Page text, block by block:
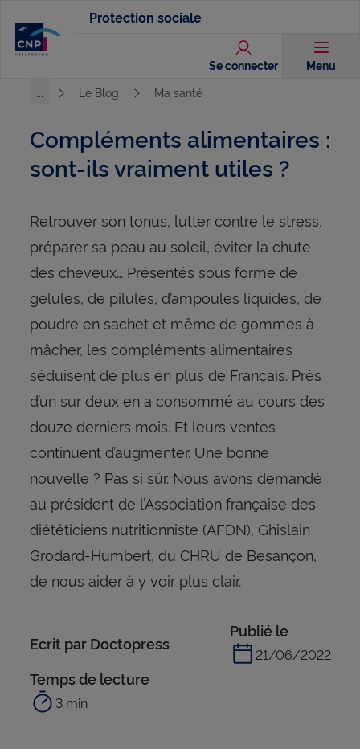
contenu
Protection sociale
Se connecter Menu
...
Le Blog Ma santé
Compléments alimentaires :
sont-ils vraiment utiles ?
Retrouver son tonus, lutter contre le stress,
préparer sa peau au soleil, éviter la chute
des cheveux… Présentés sous forme de
gélules, de pilules, d’ampoules liquides, de
poudre en sachet et même de gommes à
mâcher, les compléments alimentaires
séduisent de plus en plus de Français. Près
d’un sur deux en a consommé au cours des
douze derniers mois. Et leurs ventes
continuent d’augmenter. Une bonne
nouvelle ? Pas si sûr. Nous avons demandé
au président de l’Association française des
diététiciens nutritionniste (AFDN), Ghislain
Grodard-Humbert, du CHRU de Besançon,
de nous aider à y voir plus clair.
Ecrit par Doctopress
Publié le
21/06/2022
Temps de lecture
3 min